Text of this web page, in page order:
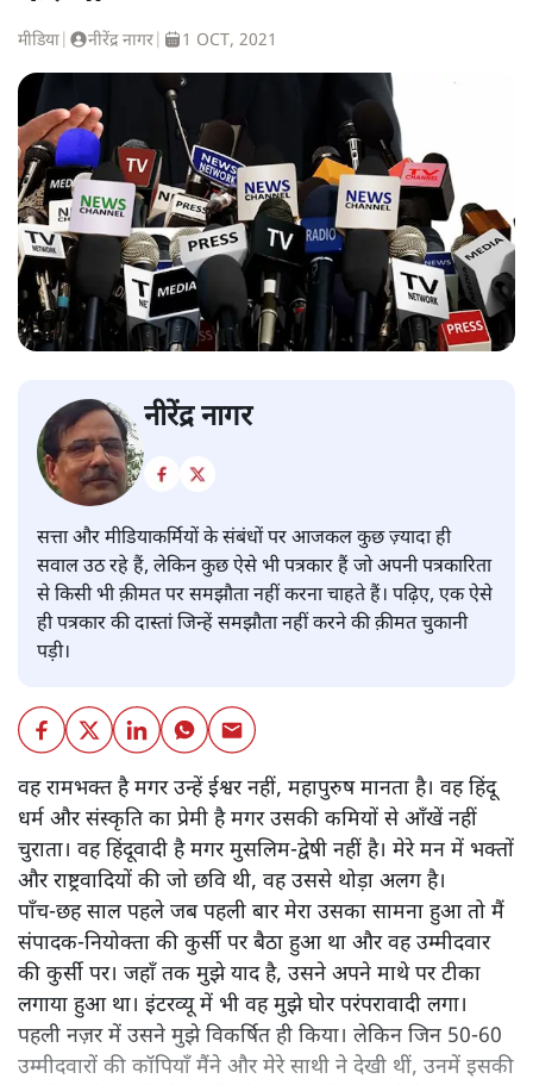
मीडिया नीरेंद्र नागर 1 OCT, 2021
नीरेंद्र नागर
सत्ता और मीडियाकर्मियों के संबंधों पर आजकल कुछ ज़्यादा ही
सवाल उठ रहे हैं, लेकिन कुछ ऐसे भी पत्रकार हैं जो अपनी पत्रकारिता
से किसी भी क़ीमत पर समझौता नहीं करना चाहते हैं। पढ़िए, एक ऐसे
ही पत्रकार की दास्तां जिन्हें समझौता नहीं करने की क़ीमत चुकानी
पड़ी।
वह रामभक्त है मगर उन्हें ईश्वर नहीं, महापुरुष मानता है। वह हिंदू
धर्म और संस्कृति का प्रेमी है मगर उसकी कमियों से आँखें नहीं
चुराता। वह हिंदूवादी है मगर मुसलिम-द्वेषी नहीं है। मेरे मन में भक्तों
और राष्ट्रवादियों की जो छवि थी, वह उससे थोड़ा अलग है।
पाँच-छह साल पहले जब पहली बार मेरा उसका सामना हुआ तो मैं
संपादक-नियोक्ता की कुर्सी पर बैठा हुआ था और वह उम्मीदवार
की कुर्सी पर। जहाँ तक मुझे याद है, उसने अपने माथे पर टीका
लगाया हुआ था। इंटरव्यू में भी वह मुझे घोर परंपरावादी लगा।
पहली नज़र में उसने मुझे विकर्षित ही किया। लेकिन जिन 50-60
उम्मीदवारों की कॉपियाँ मैंने और मेरे साथी ने देखी थीं, उनमें इसकी